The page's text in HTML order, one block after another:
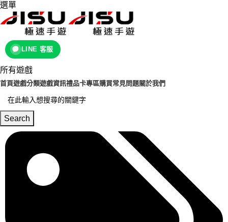
選單
LINE 客服
所有遊戲
首頁遊戲分類遊戲資訊禮品卡專區購買常見問題關於我們
Search